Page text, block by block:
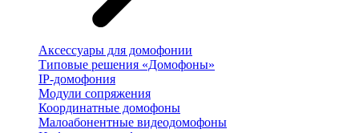
Аксессуары для домофонии
Типовые решения «Домофоны»
IP-домофония
Модули сопряжения
Координатные домофоны
Малоабонентные видеодомофоны